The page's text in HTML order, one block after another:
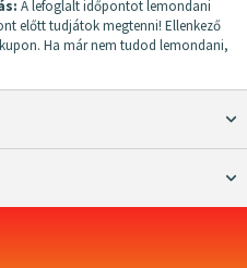
A lefoglalt időpontot lemondani
előtt tudjátok megtenni! Ellenkező
Ha már nem tudod lemondani,